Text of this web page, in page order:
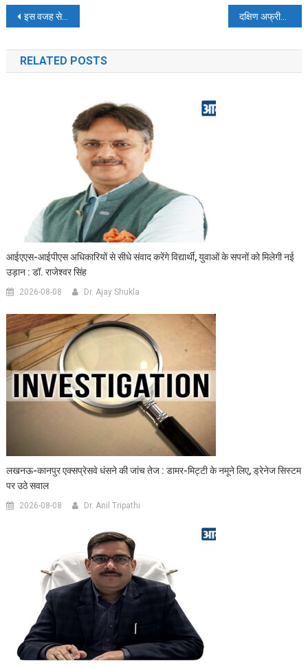
Post
navigation
इस वजह से आंखों के नीचे होते हैं काले घेरे, ऐसे बदल जाएगा चेहरा दक्षिण अफ्रीका के खिलाफ भारत ने बेहद फिल्मी अंदाज में भारत ने जीता मैच
RELATED POSTS
आईएएस-आईपीएस अधिकारियों से सीधे संवाद करेंगे विद्यार्थी, युवाओं के सपनों को मिलेगी नई
उड़ान : डॉ. राजेश्वर सिंह
2026-08-08 Dr. Ajay Shukla
लखनऊ-कानपुर एक्सप्रेसवे धंसने की जांच तेज : डामर-मिट्टी के नमूने लिए, ड्रेनेज सिस्टम
पर उठे सवाल
2026-08-08 Dr. Anil Tripathi